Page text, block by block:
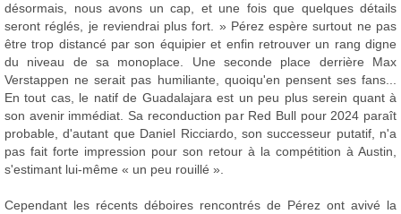
désormais, nous avons un cap, et une fois que quelques détails
seront réglés, je reviendrai plus fort. » Pérez espère surtout ne pas
être trop distancé par son équipier et enfin retrouver un rang digne
du niveau de sa monoplace. Une seconde place derrière Max
Verstappen ne serait pas humiliante, quoiqu'en pensent ses fans...
En tout cas, le natif de Guadalajara est un peu plus serein quant à
son avenir immédiat. Sa reconduction par Red Bull pour 2024 paraît
probable, d'autant que Daniel Ricciardo, son successeur putatif, n'a
pas fait forte impression pour son retour à la compétition à Austin,
s'estimant lui-même « un peu rouillé ».
Cependant les récents déboires rencontrés de Pérez ont avivé la